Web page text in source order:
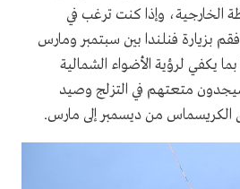
الخارجية، وإذا كنت ترغب في
بزيارة فنلندا بين سبتمبر ومارس
يكفي لرؤية الأضواء الشمالية
متعتهم في التزلج وصيد
الكريسماس من ديسمبر إلى مارس.